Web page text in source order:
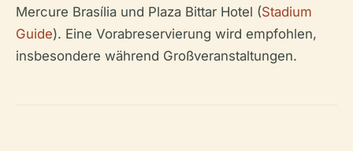
Mercure Brasília und Plaza Bittar Hotel (Stadium
Guide). Eine Vorabreservierung wird empfohlen,
insbesondere während Großveranstaltungen.